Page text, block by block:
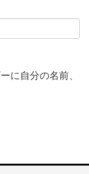
に自分の名前、